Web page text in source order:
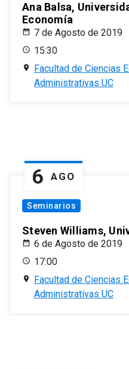
Ana Balsa,
Economía
7 de Agosto de 2019
15:30
Facultad de Ciencias
Administrativas UC
6 AGO
Seminarios
Steven Williams,
6 de Agosto de 2019
17:00
Facultad de Ciencias
Administrativas UC